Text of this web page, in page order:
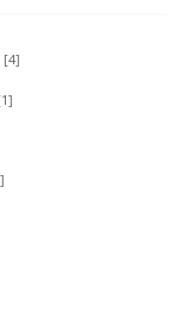
[4]